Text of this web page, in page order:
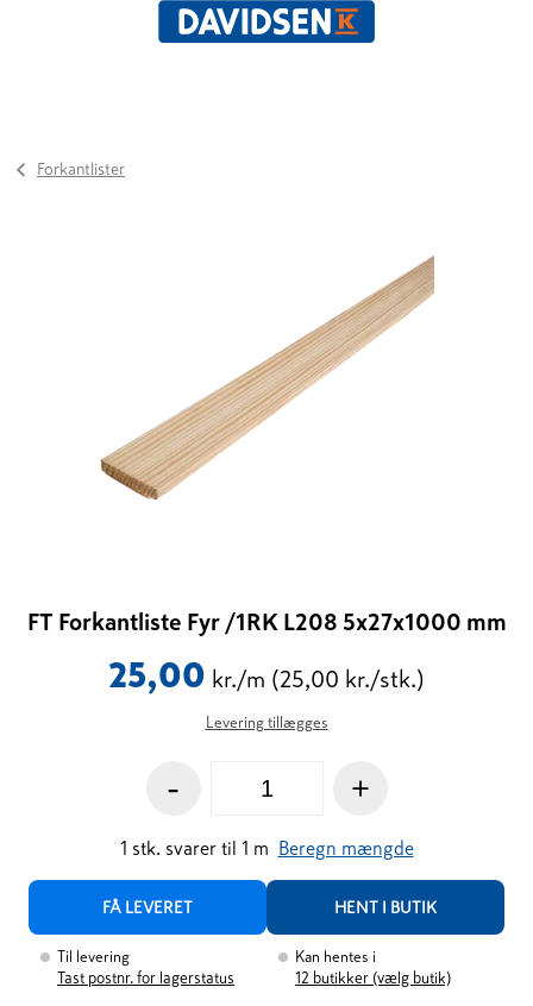
Forkantlister
FT Forkantliste Fyr /1RK L208 5x27x1000 mm
25,00 kr./m (25,00 kr./stk.)
Levering tillægges
- +
1 stk. svarer til 1 m Beregn mængde
FÅ LEVERET HENT I BUTIK
Til levering
Tast postnr. for lagerstatus
Kan hentes i
12 butikker (vælg butik)